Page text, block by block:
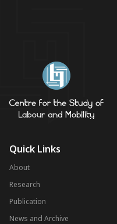
Quick Links
About
Research
Publication
News and Archive